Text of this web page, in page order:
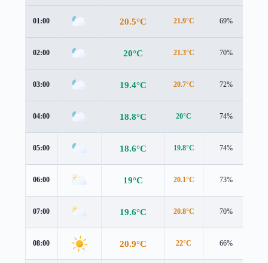
01:00 20.5°C 21.9°C 69%
02:00 20°C 21.3°C 70%
03:00 19.4°C 20.7°C 72%
04:00 18.8°C 20°C 74%
05:00 18.6°C 19.8°C 74%
06:00 19°C 20.1°C 73%
07:00 19.6°C 20.8°C 70%
08:00 20.9°C 22°C 66%